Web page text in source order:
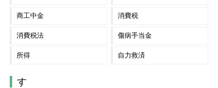
商工中金 消費税
消費税法 傷病手当金
所得 自力救済
す